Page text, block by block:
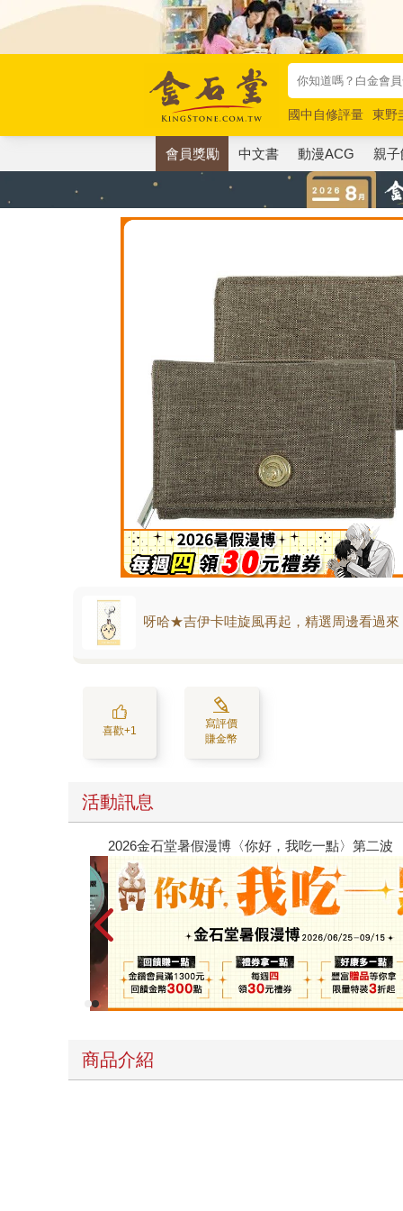
國中自修評量
東野
唯紅花綻放
奧德賽
會員獎勵 中文書 動漫ACG 親
呀哈★吉伊卡哇旋風再起，精選周邊看過來
喜歡+1
寫評價
賺金幣
活動訊息
老闆不是人(1)【首刷限量 一看完就遞辭呈版】
商品介紹